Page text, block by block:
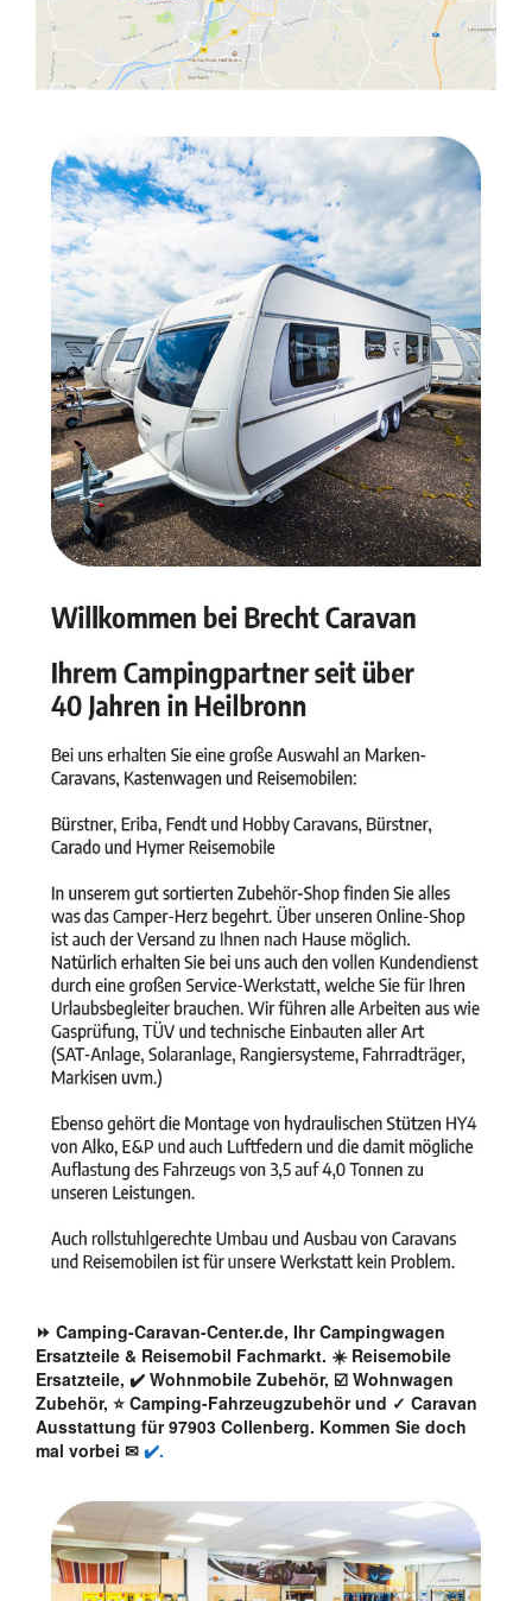
⏩ Camping-Caravan-Center.de, Ihr Campingwagen
Ersatzteile & Reisemobil Fachmarkt. ☀️ Reisemobile
Ersatzteile, ✔️ Wohnmobile Zubehör, ☑️ Wohnwagen
Zubehör, ⭐ Camping-Fahrzeugzubehör und ✓ Caravan
Ausstattung für 97903 Collenberg. Kommen Sie doch
mal vorbei ✉ ✔️.